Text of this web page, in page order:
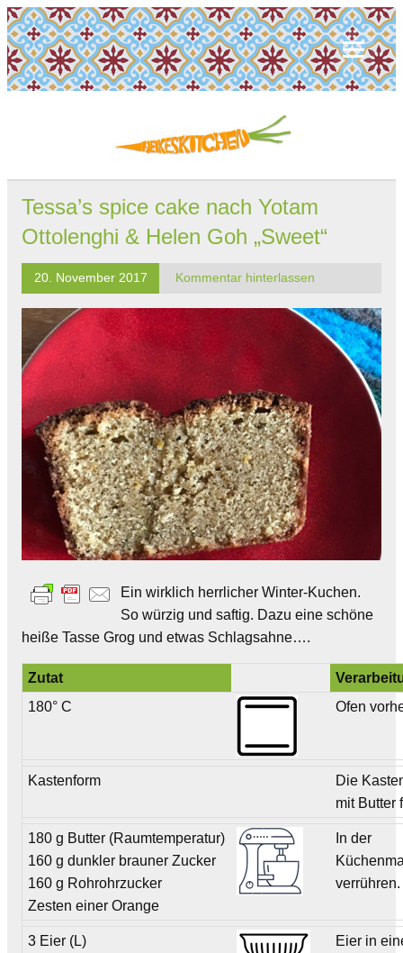
Tessa’s spice cake nach Yotam
Ottolenghi & Helen Goh „Sweet“
20. November 2017 Kommentar hinterlassen
Ein wirklich herrlicher Winter-Kuchen.
So würzig und saftig. Dazu eine schöne
heiße Tasse Grog und etwas Schlagsahne….
Zutat
180° C
Ofen
Kastenform
Die
mit Butter
180 g Butter (Raumtemperatur)
160 g dunkler brauner Zucker
160 g Rohrohrzucker
Zesten einer Orange
In der
verrühren.
3 Eier (L)
Eier in